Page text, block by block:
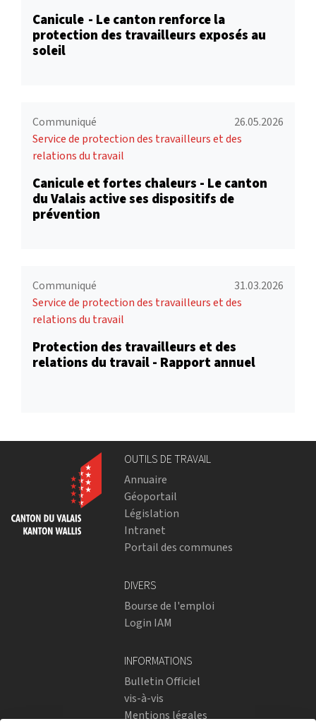
Canicule - Le canton renforce la
protection des travailleurs exposés au
soleil
Communiqué
26.05.2026
Service de protection des travailleurs et des
relations du travail
Canicule et fortes chaleurs - Le canton
du Valais active ses dispositifs de
prévention
Communiqué
31.03.2026
Service de protection des travailleurs et des
relations du travail
Protection des travailleurs et des
relations du travail - Rapport annuel
OUTILS DE TRAVAIL
Annuaire
Géoportail
Législation
Intranet
Portail des communes
DIVERS
Bourse de l'emploi
Login IAM
INFORMATIONS
Bulletin Officiel
vis-à-vis
Mentions légales